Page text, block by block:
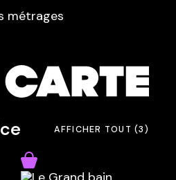
métrages
AFFICHER TOUT (3)